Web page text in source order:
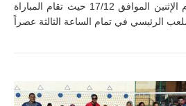
2000 مع فريق جينيس اليوم الإثنين الموافق 17/12 حيث تقام المباراة